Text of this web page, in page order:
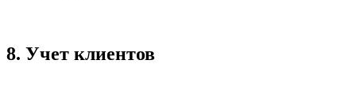
8. Учет клиентов